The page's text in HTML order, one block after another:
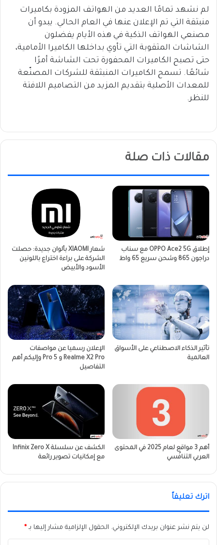
لم نشهد تمامًا العديد من الهواتف المزودة بكاميرات
منبثقة التي تم الإعلان عنها في العام الحالي. يبدو أن
مصنعي الهواتف الذكية في هذه الأيام يفضلون
الشاشات المثقوبة التي تأوي بداخلها الكاميرا الأمامية،
حتى تصبح الكاميرات المحفورة تحت الشاشة أمرًا
شائعًا. تسمح الكاميرات المنبثقة للشركات المصنّعة
للمعدات الأصلية بتقديم المزيد من التصاميم اللافتة
للنظر.
مقالات ذات صلة
إطلاق OPPO Ace2 5G مع سناب
دراجون 865 وشحن سريع 65 واط
شعار XIAOMI بألوان جديدة: حصلت
الشركة على براءة اختراع باللونين
الأسود والأبيض
تأثير الذكاء الاصطناعي على الأسواق
العالمية
الإعلان رسميا عن مواصفات
Realme X2 Pro و 5 Pro وإليكم أهم
التفاصيل
أهم 3 مواقع لعام 2025 في المحتوى
العربي التنافُسي
الكشف عن سلسلة Infinix Zero X
مع إمكانيات تصوير رائعة
اترك تعليقاً
لن يتم نشر عنوان بريدك الإلكتروني. الحقول الإلزامية مشار إليها بـ*